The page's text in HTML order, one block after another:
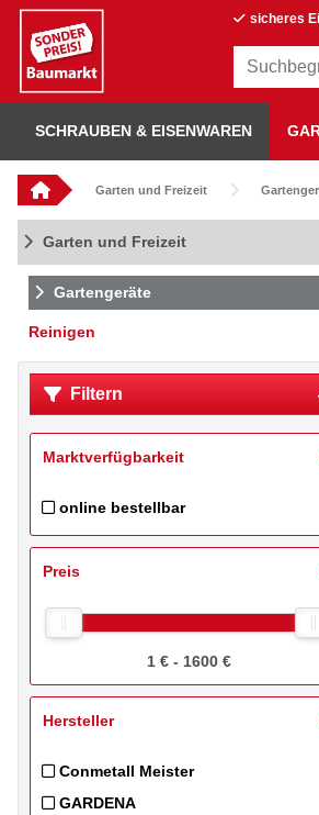
sicheres
SCHRAUBEN & EISENWAREN
Garten und Freizeit
Garten und Freizeit
Gartengeräte
Reinigen
Filtern
Marktverfügbarkeit
online bestellbar
Filtern nach store_099500: online
Preis
1 € - 1600 €
Hersteller
Conmetall Meister
Filtern nach Hersteller: Conmetall
GARDENA